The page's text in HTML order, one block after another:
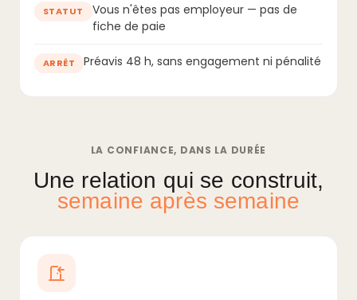
STATUT
Vous n'êtes pas employeur — pas de
fiche de paie
ARRÊT Préavis 48 h, sans engagement ni pénalité
LA CONFIANCE, DANS LA DURÉE
Une relation qui se construit,
semaine après semaine